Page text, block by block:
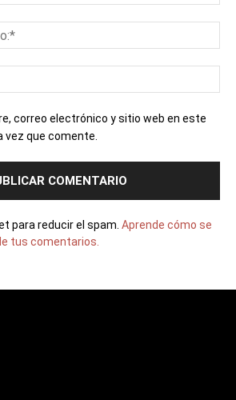
correo electrónico y sitio web en este
vez que comente.
para reducir el spam. Aprende cómo se
tus comentarios.